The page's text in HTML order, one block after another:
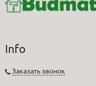
Info
Заказать звонок